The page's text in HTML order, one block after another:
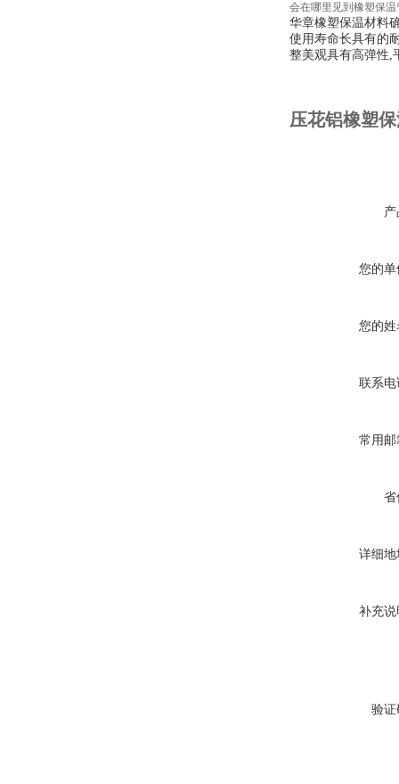
会在哪里见到橡塑保
华章橡塑保温材料
使用寿命长具有的
整美观具有高弹性,
压花铝橡塑
您的单
您的姓
联系电
常用邮
省
详细地
补充说
验证